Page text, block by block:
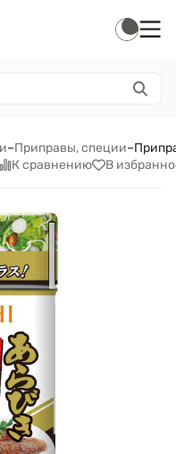
–Приправы, специи–
К сравнению В